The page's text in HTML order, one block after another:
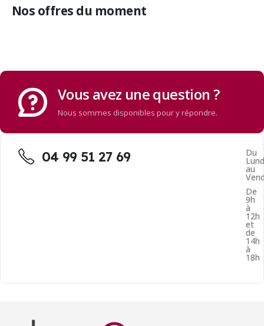
Nos offres du moment
Vous avez une question ?
Nous sommes disponibles pour y répondre.
04 99 51 27 69 Du
au
De
9h
à
12h
et
de
14h
à
18h